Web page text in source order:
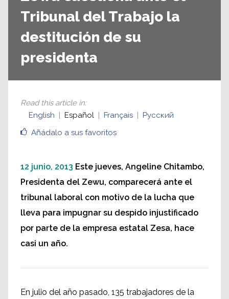
Tribunal del Trabajo la
destitución de su
presidenta
Añádalo a sus favoritos
Read this article in:
English
Español Français Русский
12 junio, 2013 Este jueves, Angeline Chitambo,
Presidenta del Zewu, comparecerá ante el
tribunal laboral con motivo de la lucha que
lleva para impugnar su despido injustificado
por parte de la empresa estatal Zesa, hace
casi un año.
En julio del año pasado, 135 trabajadores de la